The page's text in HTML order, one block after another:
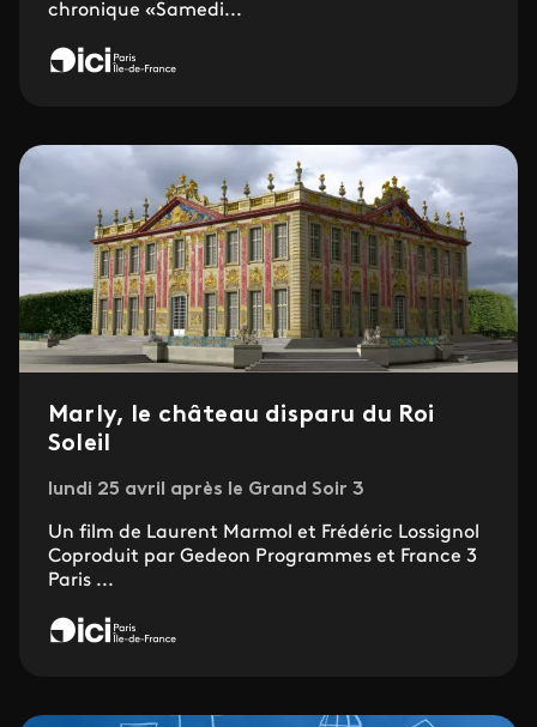
chronique «Samedi...
Marly, le château disparu du Roi
Soleil
lundi 25 avril après le Grand Soir 3
Un film de Laurent Marmol et Frédéric Lossignol
Coproduit par Gedeon Programmes et France 3
Paris ...